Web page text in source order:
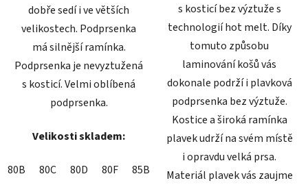
dobře sedí i ve větších
velikostech. Podprsenka
má silnější ramínka.
Podprsenka je nevyztužená
s kosticí. Velmi oblíbená
podprsenka.
Velikosti skladem:
80B 80C 80D 80F 85B 85D 85E 90B 90C 90D
s kosticí bez výztuže s
technologií hot melt. Díky
tomuto způsobu
laminování košů vás
dokonale podrží i plavková
podprsenka bez výztuže.
Kostice a široká ramínka
plavek udrží na svém místě
i opravdu velká prsa.
Materiál plavek vás zaujme